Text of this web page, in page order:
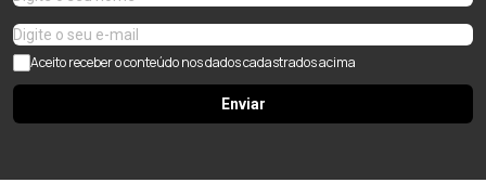
Aceito receber o conteúdo nos dados cadastrados acima
Enviar